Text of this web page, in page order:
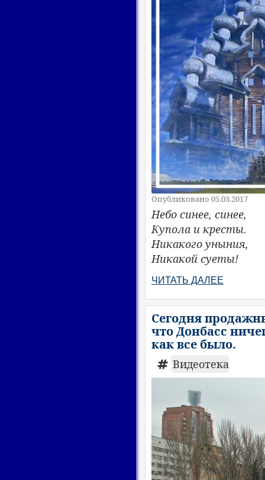
Опубликовано 05.03.2017
Небо синее, синее,
Купола и кресты.
Никакого уныния,
Никакой суеты!
ЧИТАТЬ ДАЛЕЕ
Сегодня
что Донбасс
как все было.
Видеотека